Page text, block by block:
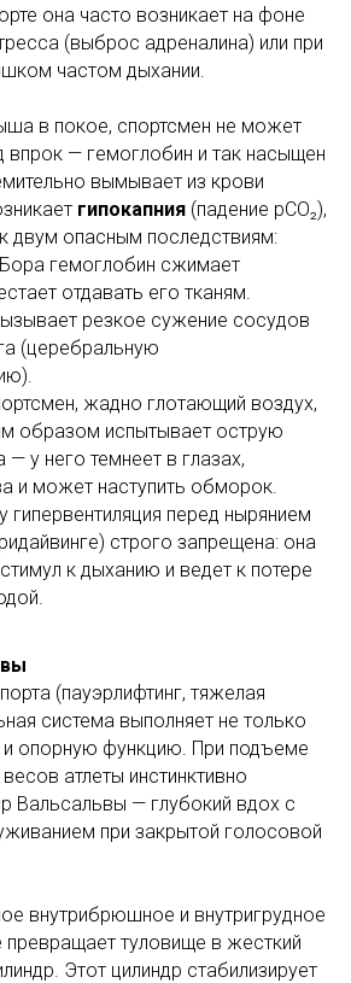
она часто возникает на фоне
(выброс адреналина) или при
частом дыхании.
в покое, спортсмен не может
впрок — гемоглобин и так насыщен
вымывает из крови
гипокапния (падение pCO₂),
двум опасным последствиям:
гемоглобин сжимает
отдавать его тканям.
резкое сужение сосудов
(церебральную
жадно глотающий воздух,
образом испытывает острую
у него темнеет в глазах,
и может наступить обморок.
гипервентиляция перед нырянием
строго запрещена: она
к дыханию и ведет к потере
(пауэрлифтинг, тяжелая
система выполняет не только
опорную функцию. При подъеме
атлеты инстинктивно
Вальсальвы — глубокий вдох с
при закрытой голосовой
внутрибрюшное и внутригрудное
превращает туловище в жесткий
Этот цилиндр стабилизирует